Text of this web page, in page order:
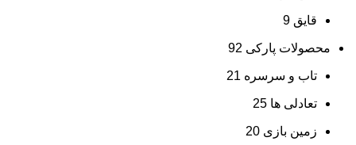
قایق 9
محصولات پارکی 92
تاب و سرسره 21
تعادلی ها 25
زمین بازی 20